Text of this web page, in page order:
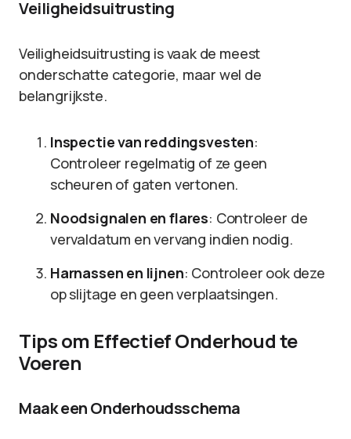
Veiligheidsuitrusting
Veiligheidsuitrusting is vaak de meest
onderschatte categorie, maar wel de
belangrijkste.
Inspectie van reddingsvesten:
Controleer regelmatig of ze geen
scheuren of gaten vertonen.
Noodsignalen en flares: Controleer de
vervaldatum en vervang indien nodig.
Harnassen en lijnen: Controleer ook deze
op slijtage en geen verplaatsingen.
Tips om Effectief Onderhoud te
Voeren
Maak een Onderhoudsschema